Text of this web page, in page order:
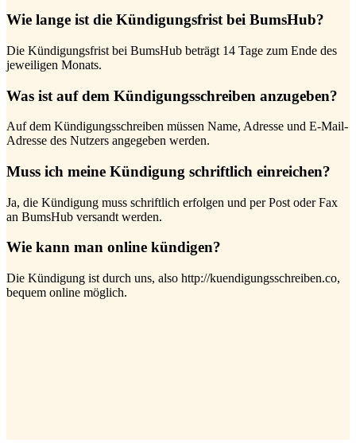
Wie lange ist die Kündigungsfrist bei BumsHub?
Die Kündigungsfrist bei BumsHub beträgt 14 Tage zum Ende des
jeweiligen Monats.
Was ist auf dem Kündigungsschreiben anzugeben?
Auf dem Kündigungsschreiben müssen Name, Adresse und E-Mail-
Adresse des Nutzers angegeben werden.
Muss ich meine Kündigung schriftlich einreichen?
Ja, die Kündigung muss schriftlich erfolgen und per Post oder Fax
an BumsHub versandt werden.
Wie kann man online kündigen?
Die Kündigung ist durch uns, also http://kuendigungsschreiben.co,
bequem online möglich.